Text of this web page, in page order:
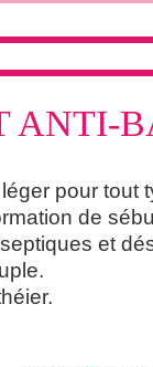
ANTI-
pour tout
de
et